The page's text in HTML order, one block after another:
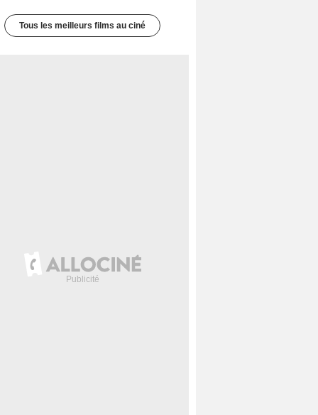
Tous les meilleurs films au ciné